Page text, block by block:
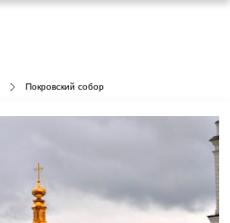
Покровский собор